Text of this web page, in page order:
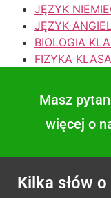
JĘZYK
JĘZYK
BIOLOGIA
FIZYKA
Masz
więcej o
Kilka słów